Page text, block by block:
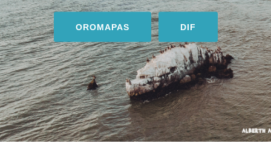
OROMAPAS DIF